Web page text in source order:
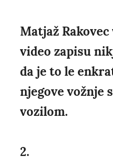
Matjaž
video zapisu
da je to le
njegove vožnje
vozilom.
2.